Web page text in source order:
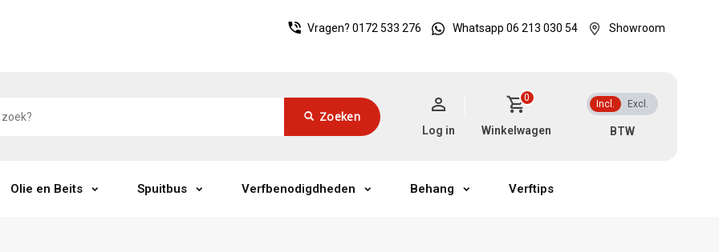
Vragen? 0172 533 276 Whatsapp 06 213 030 54 Showroom
Zoeken
Incl. Excl.
0
Winkelwagen
Log in
Olie en Beits Spuitbus Verfbenodigdheden Behang Verftips